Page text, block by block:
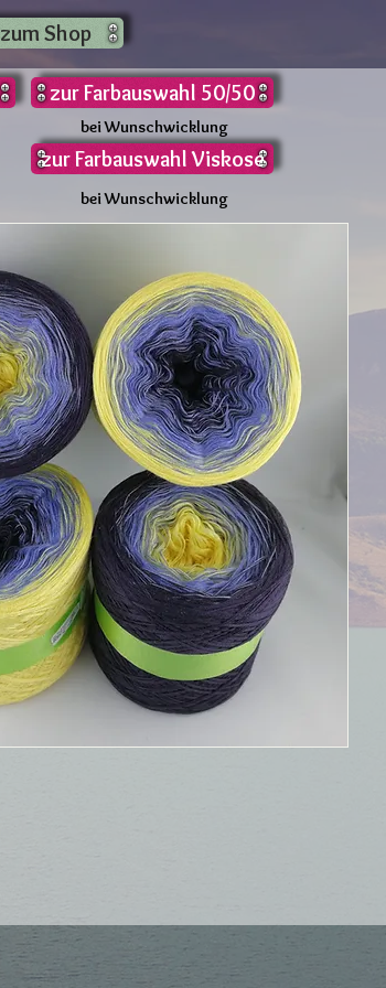
zum Shop
zur Farbauswahl 50/50
bei Wunschwicklung
zur Farbauswahl Viskose
bei Wunschwicklung